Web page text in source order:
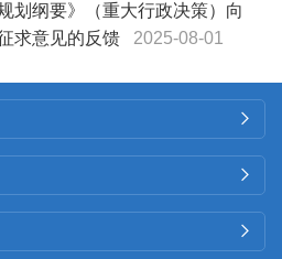
划纲要》（重大行政决策）向
求意见的反馈
2025-08-01


